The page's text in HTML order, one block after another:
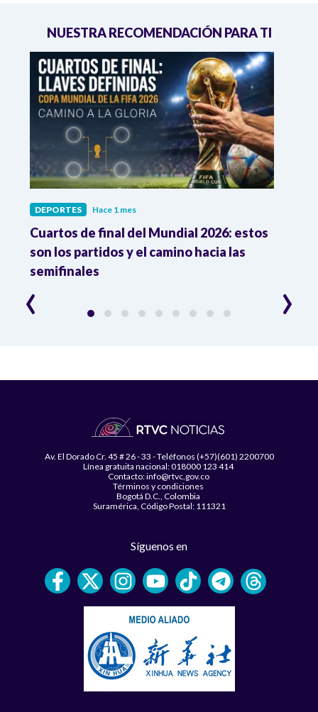
NUESTRA RECOMENDACIÓN PARA TI
DEPORTES Hace 1 mes
Cuartos de final del Mundial 2026: estos
son los partidos y el camino hacia las
semifinales
‹ ›
Av. El Dorado Cr. 45 # 26 - 33 - Teléfonos (+57)(601) 2200700
Línea gratuita nacional: 018000 123 414
Contacto: info@rtvc.gov.co
Términos y condiciones
Bogotá D.C., Colombia
Suramérica, Código Postal: 111321
Síguenos en